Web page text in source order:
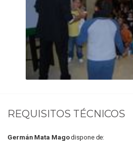
REQUISITOS TÉCNICOS
Germán Mata Magodispone de: